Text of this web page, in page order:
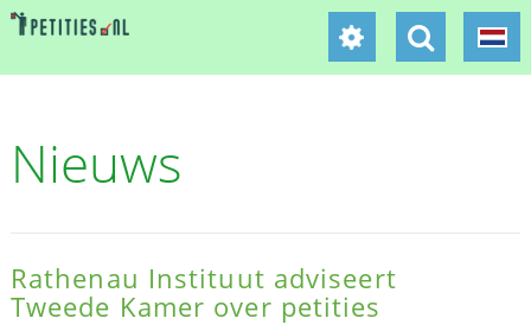
Nieuws
Rathenau Instituut adviseert
Tweede Kamer over petities